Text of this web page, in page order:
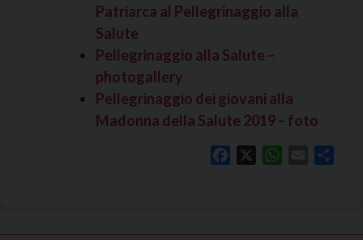
Patriarca al Pellegrinaggio alla
Salute
Pellegrinaggio alla Salute –
photogallery
Pellegrinaggio dei giovani alla
Madonna della Salute 2019 – foto
Facebook WhatsApp
Email